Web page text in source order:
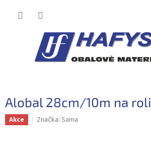
Alobal 28cm/10m na roli
Akce Značka: Sama